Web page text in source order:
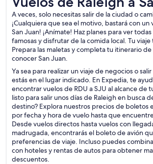
A veces, solo necesitas salir de la ciudad o
¡Cualquiera que sea el motivo, bastará con un
San Juan! ¡Anímate! Haz planes para ver
famosas y disfrutar de la comida local. Tu viaje
Prepara las maletas y completa tu itinerario de
conocer San Juan.
Ya sea para realizar un viaje de negocios o
estás en el lugar indicado. En Expedia, te
encontrar vuelos de RDU a SJU al alcance de
listo para salir unos días de Raleigh en busca
destino? Explora nuestros precios de boletos
por fecha y hora de vuelo hasta que
Desde vuelos directos hasta vuelos con
madrugada, encontrarás el boleto de avión
preferencias de viaje. Incluso puedes
con hoteles y rentas de autos para obtener
descuentos.